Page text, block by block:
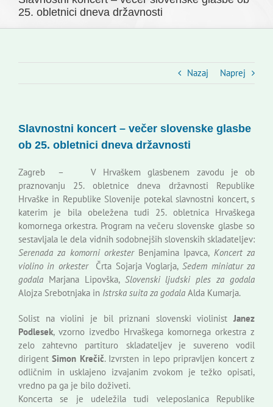
Novice
Kontakti
Novi odmev – naše glasilo
Založništvo
Koristne informacije
25. obletnici dneva državnosti
Nazaj Naprej
Slavnostni koncert – večer slovenske glasbe
ob 25. obletnici dneva državnosti
Zagreb – V Hrvaškem glasbenem zavodu je ob
praznovanju 25. obletnice dneva državnosti Republike
Hrvaške in Republike Slovenije potekal slavnostni koncert, s
katerim je bila obeležena tudi 25. obletnica Hrvaškega
komornega orkestra. Program na večeru slovenske glasbe so
sestavljala le dela vidnih sodobnejših slovenskih skladateljev:
Serenada za komorni orkester Benjamina Ipavca, Koncert za
violino in orkesterČrta Sojarja Voglarja, Sedem miniatur za
godala Marjana Lipovška, Slovenski ljudski ples za godala
Alojza Srebotnjaka in Istrska suita za godala Alda Kumarja.
Solist na violini je bil priznani slovenski violinist Janez
Podlesek, vzorno izvedbo Hrvaškega komornega orkestra z
zelo zahtevno partituro skladateljev je suvereno vodil
dirigentSimon Krečič. Izvrsten in lepo pripravljen koncert z
odličnim in usklajeno izvajanim zvokom je težko opisati,
vredno pa ga je bilo doživeti.
Koncerta se je udeležila tudi veleposlanica Republike